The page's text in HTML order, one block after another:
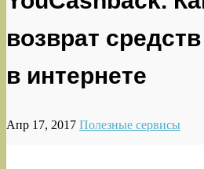
возврат
в интернете
Апр 17, 2017 Полезные сервисы